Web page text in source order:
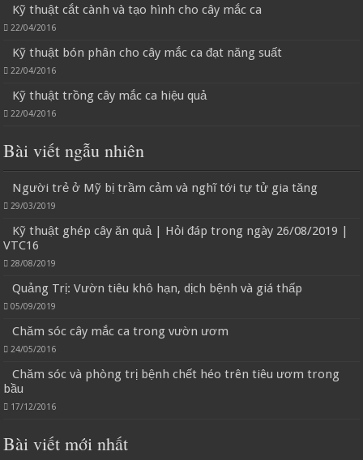
Kỹ thuật cắt cành và tạo hình cho cây mắc ca
22/04/2016
Kỹ thuật bón phân cho cây mắc ca đạt năng suất
22/04/2016
Kỹ thuật trồng cây mắc ca hiệu quả
22/04/2016
Bài viết ngẫu nhiên
Người trẻ ở Mỹ bị trầm cảm và nghĩ tới tự tử gia tăng
29/03/2019
Kỹ thuật ghép cây ăn quả | Hỏi đáp trong ngày 26/08/2019 |
VTC16
28/08/2019
Quảng Trị: Vườn tiêu khô hạn, dịch bệnh và giá thấp
05/09/2019
Chăm sóc cây mắc ca trong vườn ươm
24/05/2016
Chăm sóc và phòng trị bệnh chết héo trên tiêu ươm trong
bầu
17/12/2016
Bài viết mới nhất